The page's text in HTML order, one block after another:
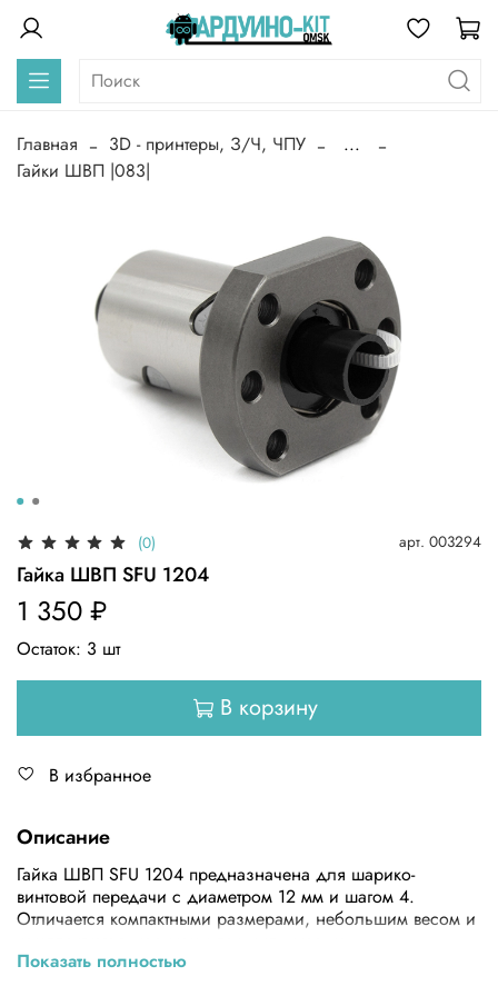
Главная 3D - принтеры, З/Ч, ЧПУ
...
Гайки ШВП |083|
(0) арт. 003294
Гайка ШВП SFU 1204
1 350 ₽
Остаток: 3 шт
В корзину
В избранное
Описание
Гайка ШВП SFU 1204 предназначена для шарико-
винтовой передачи с диаметром 12 мм и шагом 4.
Отличается компактными размерами, небольшим весом и
высококачественной стали. Эти особенности
Показать полностью